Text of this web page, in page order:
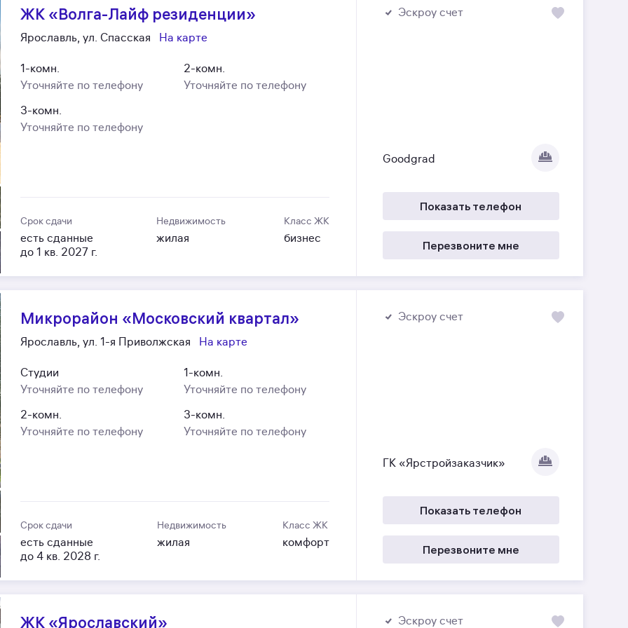
ЖК «Волга-Лайф резиденции»
Ярославль, ул. Спасская На карте
1-комн.
Уточняйте по телефону
2-комн.
Уточняйте по телефону
3-комн.
Уточняйте по телефону
Срок сдачи
есть сданные
до 1 кв. 2027 г.
Недвижимость
жилая
Класс ЖК
бизнес
Эскроу счет
Goodgrad
Показать телефон
Перезвоните мне
Микрорайон «Московский квартал»
Ярославль, ул. 1-я Приволжская На карте
Студии
Уточняйте по телефону
1-комн.
Уточняйте по телефону
2-комн.
Уточняйте по телефону
3-комн.
Уточняйте по телефону
Срок сдачи
есть сданные
до 4 кв. 2028 г.
Недвижимость
жилая
Класс ЖК
комфорт
Эскроу счет
ГК «Ярстройзаказчик»
Показать телефон
Перезвоните мне
ЖК «Ярославский» Эскроу счет